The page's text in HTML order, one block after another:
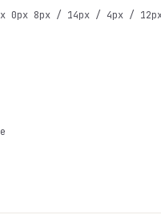
0px 8px / 14px / 4px /